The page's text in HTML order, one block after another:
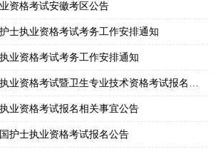
资格考试安徽考区公告
士执业资格考试考务工作安排通知
业资格考试考务工作安排通知
2025年普洱市护士执业资格考试暨卫生专业技术资格考试报名公告
业资格考试报名相关事宜公告
护士执业资格考试报名公告